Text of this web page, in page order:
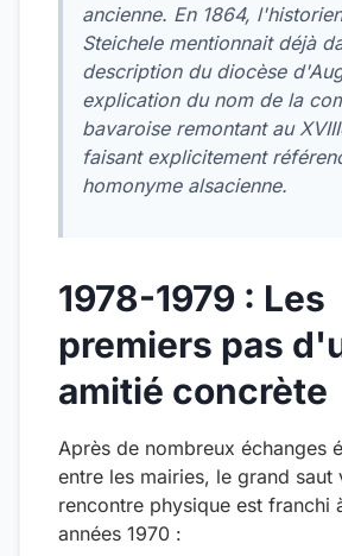
ancienne. En 1864,
Steichele mentionnait déjà
description du diocèse
explication du nom de la
bavaroise remontant au
faisant explicitement
homonyme alsacienne.
1978-1979 : Les
premiers pas
amitié concrète
Après de nombreux échanges
entre les mairies, le grand saut
rencontre physique est franchi
années 1970 :